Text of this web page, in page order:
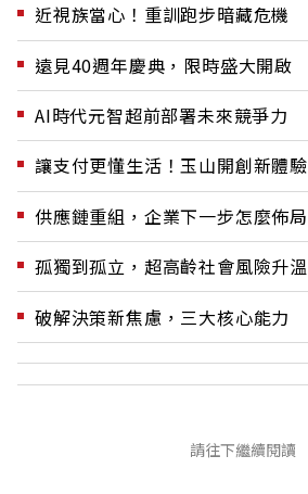
近視族當心！重訓跑步暗藏危機
遠見40週年慶典，限時盛大開啟
AI時代元智超前部署未來競爭力
讓支付更懂生活！玉山開創新體驗
供應鏈重組，企業下一步怎麼佈局
孤獨到孤立，超高齡社會風險升溫
破解決策新焦慮，三大核心能力
請往下繼續閱讀